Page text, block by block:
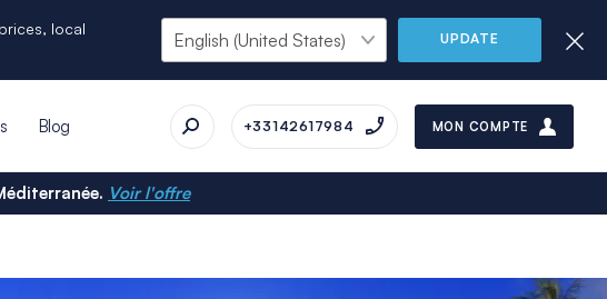
local
UPDATE
Blog +33142617984 MON COMPTE
Voir l'offre